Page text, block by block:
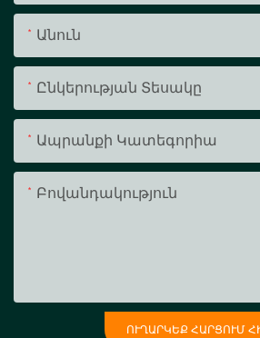
Անուն
Ընկերության Տեսակը
Ապրանքի Կատեգորիա
Բովանդակություն
ՈՒՂԱՐԿԵՔ ՀԱՐՑՈՒՄ